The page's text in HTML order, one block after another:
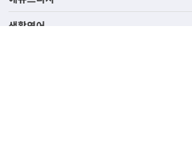
생활영어